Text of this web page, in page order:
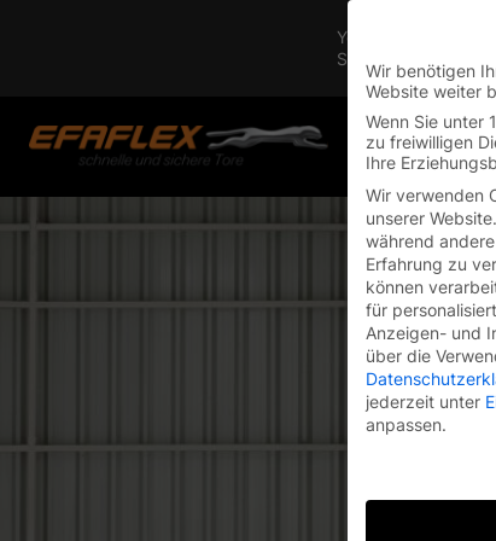
You are currently
Switch to the
Wir benötigen
Website weiter
Wenn Sie unter
zu freiwilligen
Ihre
Wir verwenden
unserer
während
Erfahrung zu
können
für
Anzeigen- und
über die
jederzeit unter
anpassen.